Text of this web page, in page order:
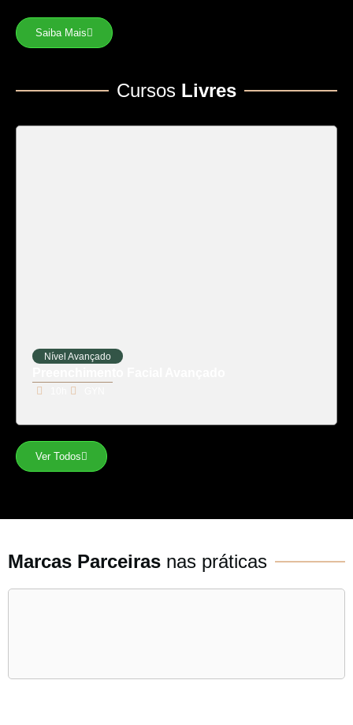
Saiba Mais
Cursos Livres
Nível Avançado
Ver Todos
Marcas Parceiras nas práticas